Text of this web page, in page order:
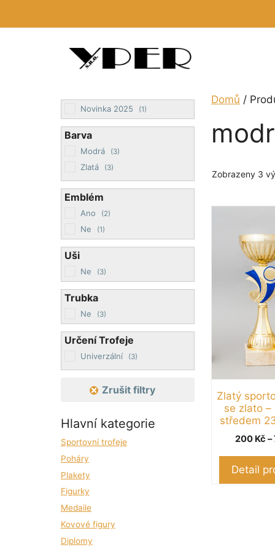
Domů /
Zobrazeny 3
Zlatý
se zlato –
středem
200 Kč –
Detail
variant.
Možnosti
stránce
produktu
Novinka 2025 (1)
Barva
Modrá (3)
Zlatá (3)
Emblém
Ano (2)
Ne (1)
Uši
Ne (3)
Trubka
Ne (3)
Určení Trofeje
Univerzální (3)
Zrušit filtry
Hlavní kategorie
Sportovní trofeje
Poháry
Plakety
Figurky
Medaile
Kovové figury
Diplomy